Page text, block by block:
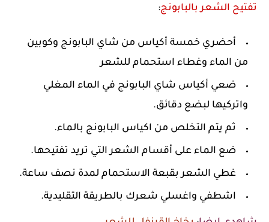
تفتيح الشعر بالبابونج:
أحضري خمسة أكياس من شاي البابونج وكوبين
من الماء وغطاء استحمام للشعر
ضعي أكياس شاي البابونج في الماء المغلي
واتركيها لبضع دقائق.
ثم يتم التخلص من اكياس البابونج بالماء.
ضع الماء على أقسام الشعر التي تريد تفتيحها.
غطي الشعر بقبعة الاستحمام لمدة نصف ساعة.
اشطفي واغسلي شعرك بالطريقة التقليدية.